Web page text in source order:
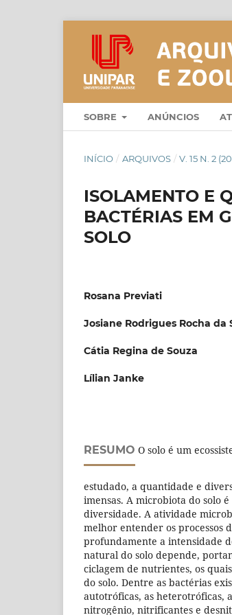
SOBRE ANÚNCIOS
INÍCIO / ARQUIVOS / V. 15 N. 2
ISOLAMENTO E
BACTÉRIAS EM
SOLO
Rosana Previati
Josiane Rodrigues Rocha da
Cátia Regina de Souza
Lílian Janke
RESUMO O solo é um
estudado, a quantidade e
imensas. A microbiota do solo
diversidade. A atividade
melhor entender os processos
profundamente a intensidade
natural do solo depende,
ciclagem de nutrientes, os
do solo. Dentre as bactérias
autotróficas, as heterotróficas,
nitrogênio, nitrificantes e